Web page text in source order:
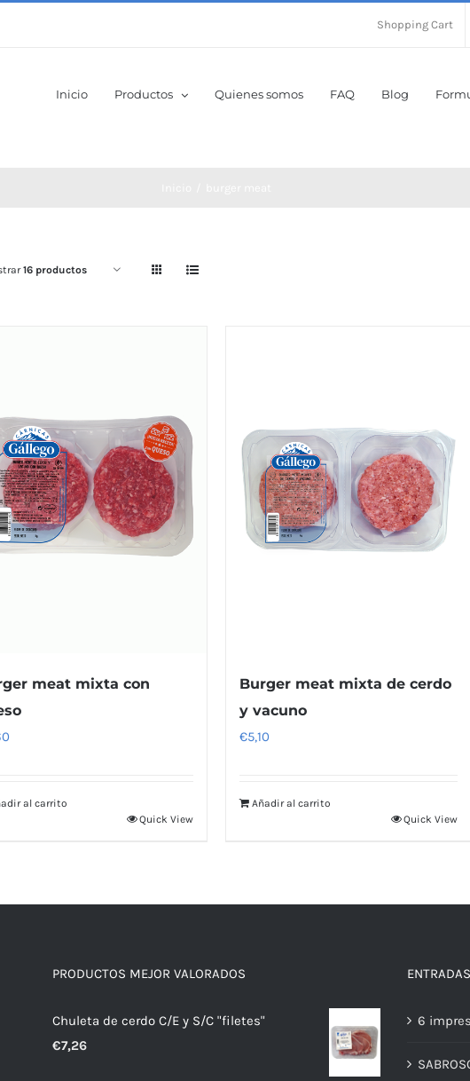
Shopping Cart
Inicio Productos Quienes somos FAQ Blog
16 productos
meat mixta con
al carrito
Quick View
Burger meat mixta de cerdo
y vacuno
€5,10
Añadir al carrito
Quick View
PRODUCTOS MEJOR VALORADOS
Chuleta de cerdo C/E y S/C "filetes"
€7,26
6